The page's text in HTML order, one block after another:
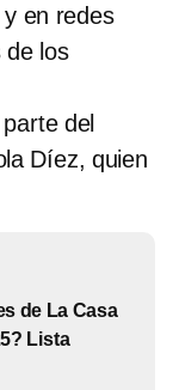
en redes
de los
del
Díez, quien
de La Casa
Lista